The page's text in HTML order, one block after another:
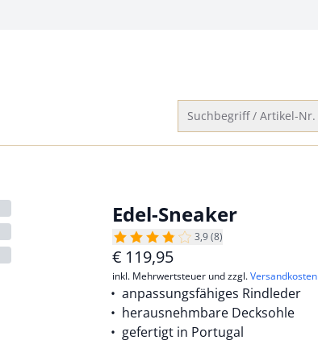
Suchbegriff / Artikel-Nr.
Edel-Sneaker
3,9 (8)
€ 119,95
inkl. Mehrwertsteuer und zzgl.Versandkosten
anpassungsfähiges Rindleder
herausnehmbare Decksohle
gefertigt in Portugal